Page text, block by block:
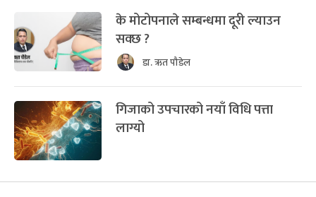
के मोटोपनाले सम्बन्धमा दूरी ल्याउन
सक्छ ?
डा. ऋत पौडेल
गिजाको उपचारको नयाँ विधि पत्ता
लाग्यो